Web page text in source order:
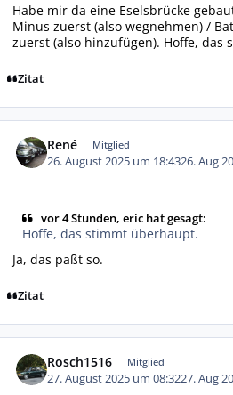
Habe mir da eine Eselsbrücke
Minus zuerst (also wegnehmen) /
zuerst (also hinzufügen). Hoffe, das
Zitat
René Mitglied
26. August 2025 um 18:4326. Aug
vor 4 Stunden, eric hat gesagt:
Hoffe, das stimmt überhaupt.
Ja, das paßt so.
Zitat
Rosch1516 Mitglied
27. August 2025 um 08:3227. Aug